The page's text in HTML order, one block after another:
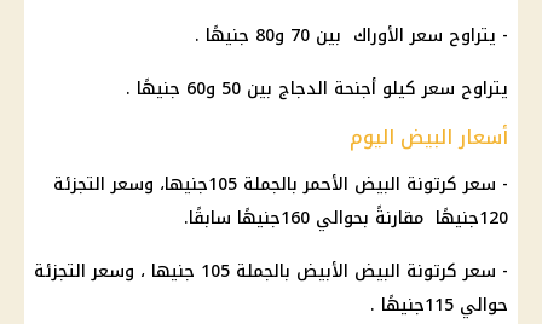
- يتراوح سعر الأوراك بين 70 و80 جنيهًا .
يتراوح سعر كيلو أجنحة الدجاج بين 50 و60 جنيهًا .
أسعار البيض اليوم
- سعر كرتونة البيض الأحمر بالجملة 105جنيها، وسعر التجزئة
120جنيهًا مقارنةً بحوالي 160جنيهًا سابقًا.
- سعر كرتونة البيض الأبيض بالجملة 105 جنيها ، وسعر التجزئة
حوالي 115جنيهًا .